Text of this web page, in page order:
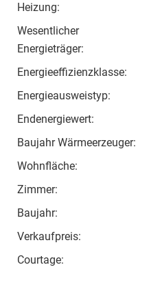
Heizung:
Wesentlicher
Energieträger:
Energieeffizienzklasse:
Energieausweistyp:
Endenergiewert:
Baujahr Wärmeerzeuger:
Wohnfläche:
Zimmer:
Baujahr:
Verkaufpreis:
Courtage: